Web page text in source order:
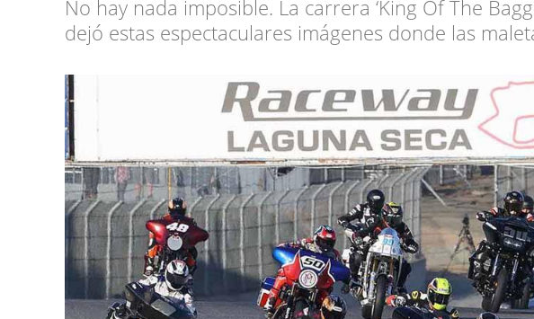
No hay nada imposible. La carrera ‘King Of The
dejó estas espectaculares imágenes donde las